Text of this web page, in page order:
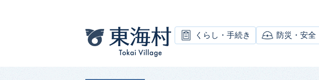
くらし・手続き 防災・安全